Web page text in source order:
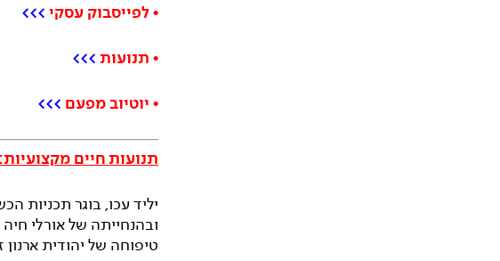
• לפייסבוק עסקי >>>
• תנועות >>>
• יוטיוב מפעם >>>
תנועות חיים מקצועיות:
יליד עכו, בוגר תכניות
ובהנחייתה של אורלי
טיפוחה של יהודית